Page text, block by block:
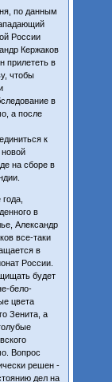
по данным
России
Кержаков
прилететь в
чтобы
в
а после
к
на сборе в
в
Александр
все-таки
в
России.
будет
бело-
цвета
Зенита, а
Вопрос
решен -
дел на